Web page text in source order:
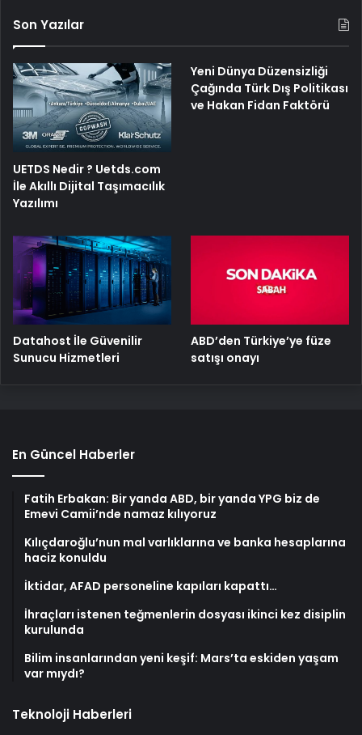
Son Yazılar
UETDS Nedir ? Uetds.com
İle Akıllı Dijital Taşımacılık
Yazılımı
Yeni Dünya Düzensizliği
Çağında Türk Dış Politikası
ve Hakan Fidan Faktörü
Datahost İle Güvenilir
Sunucu Hizmetleri
ABD’den Türkiye’ye füze
satışı onayı
En Güncel Haberler
Fatih Erbakan: Bir yanda ABD, bir yanda YPG biz de
Emevi Camii’nde namaz kılıyoruz
Kılıçdaroğlu’nun mal varlıklarına ve banka hesaplarına
haciz konuldu
İktidar, AFAD personeline kapıları kapattı…
İhraçları istenen teğmenlerin dosyası ikinci kez disiplin
kurulunda
Bilim insanlarından yeni keşif: Mars’ta eskiden yaşam
var mıydı?
Teknoloji Haberleri